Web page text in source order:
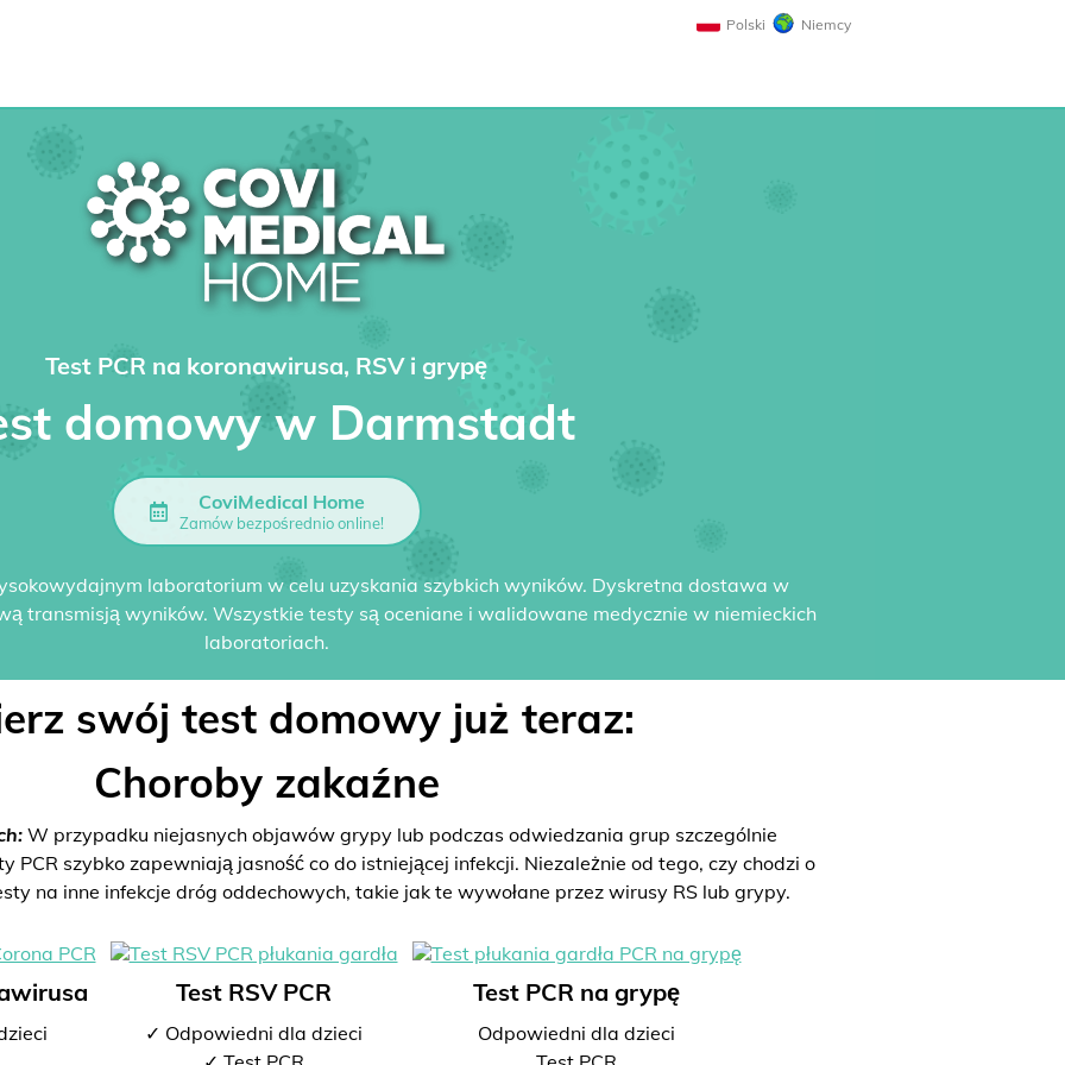
Polski Niemcy
Test PCR na koronawirusa, RSV i grypę
domowy w Darmstadt
CoviMedical Home
Zamów bezpośrednio online!
laboratorium w celu uzyskania szybkich wyników. Dyskretna dostawa w
transmisją wyników. Wszystkie testy są oceniane i walidowane medycznie w niemieckich
laboratoriach.
swój test domowy już teraz:
Choroby zakaźne
W przypadku niejasnych objawów grypy lub podczas odwiedzania grup szczególnie
PCR szybko zapewniają jasność co do istniejącej infekcji. Niezależnie od tego, czy chodzi o
na inne infekcje dróg oddechowych, takie jak te wywołane przez wirusy RS lub grypy.
Test RSV PCR
✓ Odpowiedni dla dzieci
Test PCR na grypę
Odpowiedni dla dzieci